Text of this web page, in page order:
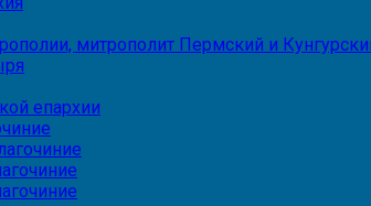
митрополит Пермский и
епархии